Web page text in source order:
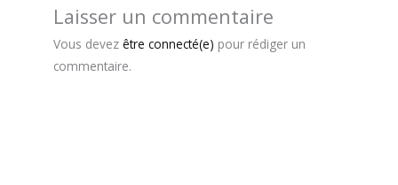
Laisser un commentaire
Vous devez être connecté(e) pour rédiger un
commentaire.